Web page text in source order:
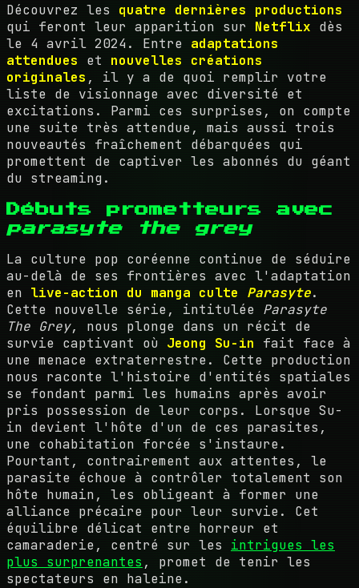
Découvrez les quatre dernières productions
qui feront leur apparition sur Netflix dès
le 4 avril 2024. Entre adaptations
attendues et nouvelles créations
originales , il y a de quoi remplir votre
liste de visionnage avec diversité et
excitations. Parmi ces surprises, on compte
une suite très attendue, mais aussi trois
nouveautés fraîchement débarquées qui
promettent de captiver les abonnés du géant
du streaming.
Débuts prometteurs avec
parasyte the grey
La culture pop coréenne continue de séduire
au-delà de ses frontières avec l'adaptation
en live-action du manga culte Parasyte.
Cette nouvelle série, intitulée Parasyte
The Grey, nous plonge dans un récit de
survie captivant où Jeong Su-in fait face à
une menace extraterrestre. Cette production
nous raconte l'histoire d'entités spatiales
se fondant parmi les humains après avoir
pris possession de leur corps. Lorsque Su-
in devient l'hôte d'un de ces parasites,
une cohabitation forcée s'instaure.
Pourtant, contrairement aux attentes, le
parasite échoue à contrôler totalement son
hôte humain, les obligeant à former une
alliance précaire pour leur survie. Cet
équilibre délicat entre horreur et
camaraderie, centré sur les intrigues les
plus surprenantes , promet de tenir les
spectateurs en haleine.